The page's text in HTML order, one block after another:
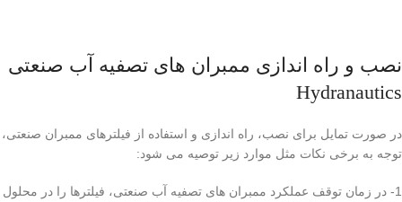
نصب و راه اندازی ممبران های تصفیه آب صنعتی
Hydranautics
در صورت تمایل برای نصب، راه اندازی و استفاده از فیلترهای ممبران صنعتی،
توجه به برخی نکات مثل موارد زیر توصیه می شود:
1- در زمان توقف عملکرد ممبران های تصفیه آب صنعتی، فیلترها را در محلول